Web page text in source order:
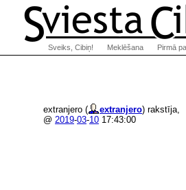
extranjero ( extranjero) rakstīja,
@ 2019-03-10 17:43:00
Sveiks, Cibiņ! Meklēšana Pirmā